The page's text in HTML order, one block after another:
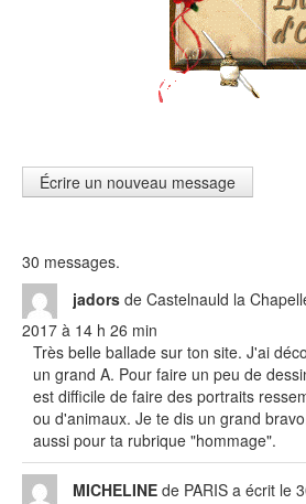
30 messages.
jadors de Castelnauld la
2017 à 14 h 26 min
Très belle ballade sur ton site. J'ai
un grand A. Pour faire un peu de
est difficile de faire des portraits
ou d'animaux. Je te dis un grand
aussi pour ta rubrique "hommage".
MICHELINE de PARIS a écrit le